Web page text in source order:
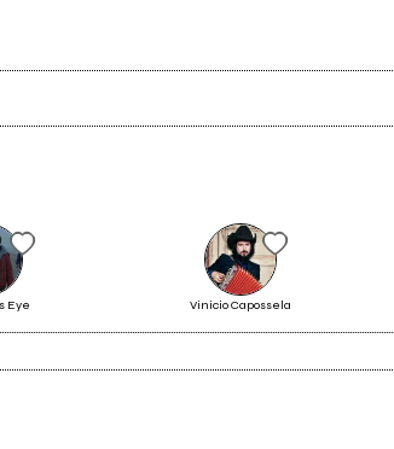
Live
Scrivi all'utente che amministra la pagina.
Eye Vinicio Capossela